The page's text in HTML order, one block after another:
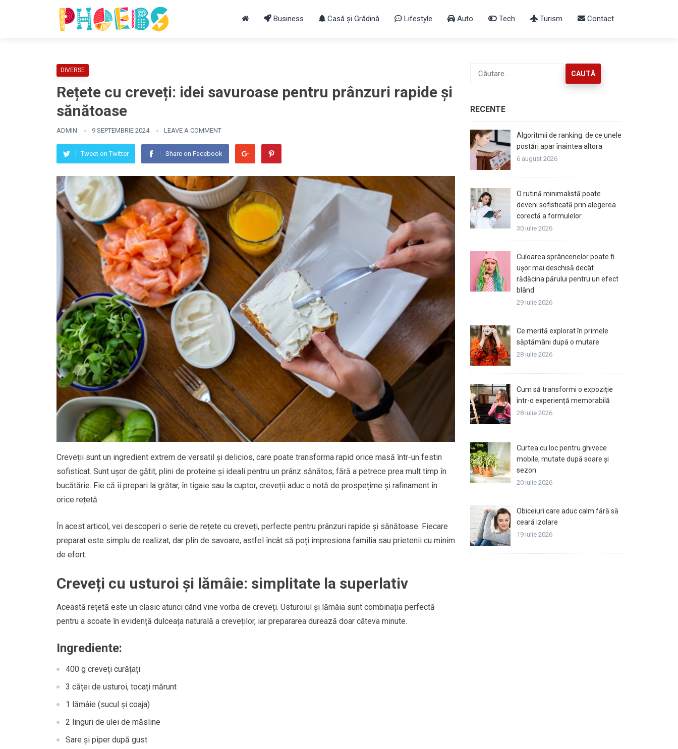
Business Casă și Grădină Lifestyle Auto Tech Turism Contact
DIVERSE
Rețete cu creveți: idei savuroase pentru prânzuri rapide și
sănătoase
ADMIN 9 SEPTEMBRIE 2024 LEAVE A COMMENT
Tweet on Twitter Share on Facebook
Creveții sunt un ingredient extrem de versatil și delicios, care poate transforma rapid orice masă într-un festin
sofisticat. Sunt ușor de gătit, plini de proteine și ideali pentru un prânz sănătos, fără a petrece prea mult timp în
bucătărie. Fie că îi prepari la grătar, în tigaie sau la cuptor, creveții aduc o notă de prospețime și rafinament în
orice rețetă.
În acest articol, vei descoperi o serie de rețete cu creveți, perfecte pentru prânzuri rapide și sănătoase. Fiecare
preparat este simplu de realizat, dar plin de savoare, astfel încât să poți impresiona familia sau prietenii cu minim
de efort.
Creveți cu usturoi și lămâie: simplitate la superlativ
Această rețetă este un clasic atunci când vine vorba de creveți. Usturoiul și lămâia sunt combinația perfectă
pentru a scoate în evidență dulceața naturală a creveților, iar prepararea durează doar câteva minute.
Ingrediente:
400 g creveți curățați
3 căței de usturoi, tocați mărunt
1 lămâie (sucul și coaja)
2 linguri de ulei de măsline
Sare și piper după gust
după:
RECENTE
Algoritmii de ranking: de ce unele
postări apar înaintea altora
6 august 2026
O rutină minimalistă poate
deveni sofisticată prin alegerea
corectă a formulelor
30 iulie 2026
Culoarea sprâncenelor poate fi
ușor mai deschisă decât
rădăcina părului pentru un efect
blând
29 iulie 2026
Ce merită explorat în primele
săptămâni după o mutare
28 iulie 2026
Cum să transformi o expoziție
într-o experiență memorabilă
28 iulie 2026
Curtea cu loc pentru ghivece
mobile, mutate după soare și
sezon
20 iulie 2026
Obiceiuri care aduc calm fără să
ceară izolare
19 iulie 2026